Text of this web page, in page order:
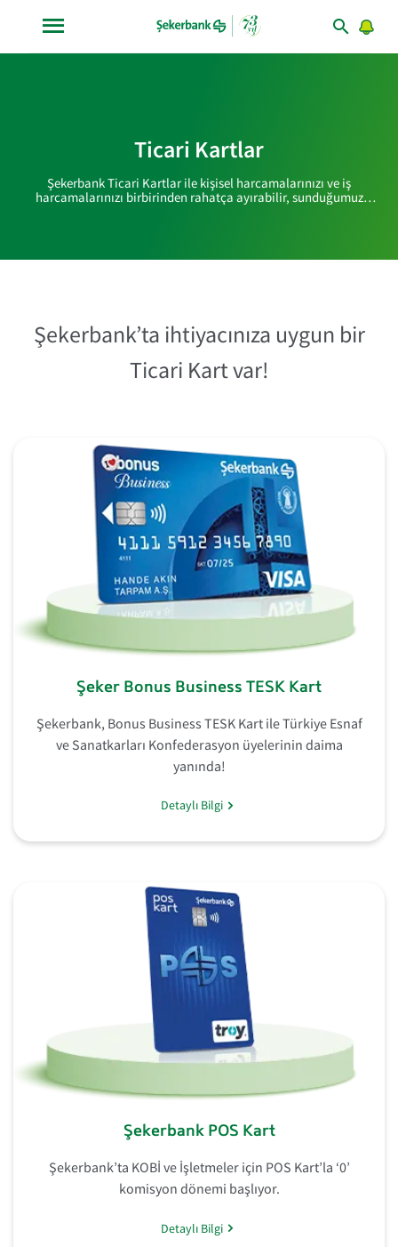
Ticari Kartlar
Şekerbank Ticari Kartlar ile kişisel harcamalarınızı ve iş
harcamalarınızı birbirinden rahatça ayırabilir, sunduğumuz
Şekerbank’ta ihtiyacınıza uygun bir
Ticari Kart var!
Şeker Bonus Business TESK Kart
Şekerbank, Bonus Business TESK Kart ile Türkiye Esnaf
ve Sanatkarları Konfederasyon üyelerinin daima
yanında!
Detaylı Bilgi
Şekerbank POS Kart
Şekerbank’ta KOBİ ve İşletmeler için POS Kart’la ‘0’
komisyon dönemi başlıyor.
Detaylı Bilgi